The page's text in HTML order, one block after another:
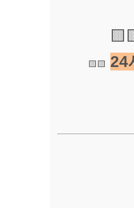
🟨🟨 24